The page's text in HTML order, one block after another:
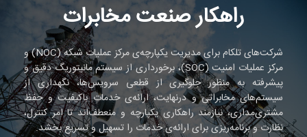
راهکار صنعت مخابرات
شرکت‌های تلکام برای مدیریت یکپارچه‌ی مرکز عملیات شبکه (NOC) و
مرکز عملیات امنیت (SOC)، برخورداری از سیستم مانیتوریگ دقیق و
پیشرفته به منظور جلوگیری از قطعی سرویس‌ها، نگهداری از
سیستم‌های مخابراتی و درنهایت، ارائه‌ی خدمات باکیفیت و حفظ
مشتری‌مداری، نیازمند راهکاری یکپارچه و منعطف‌اند تا امر کنترل،
نظارت و برنامه‌ریزی برای ارائه‌ی خدمات را تسهیل و تسریع بخشد.